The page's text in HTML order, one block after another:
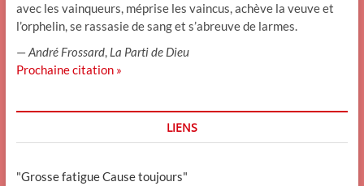
avec les vainqueurs, méprise les vaincus, achève la veuve et
l’orphelin, se rassasie de sang et s’abreuve de larmes.
—André Frossard, La Parti de Dieu
Prochaine citation »
LIENS
"Grosse fatigue Cause toujours"